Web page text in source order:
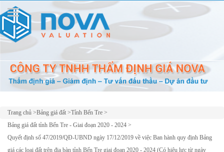
Trang chủ >Bảng giá đất >Tỉnh Bến Tre >
Bảng giá đất tỉnh Bến Tre - Giai đoạn 2020 - 2024 >
Quyết định số 47/2019/QĐ-UBND ngày 17/12/2019 về việc Ban hành quy định Bảng
giá các loại đất trên địa bàn tỉnh Bến Tre giai đoạn 2020 - 2024 (Có hiệu lực từ ngày